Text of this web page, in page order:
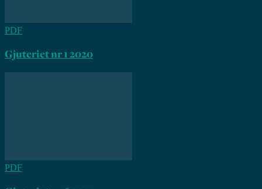
PDF
Gjuteriet nr 1 2020
PDF